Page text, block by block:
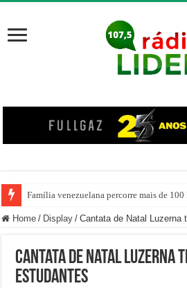
Família venezuelana percorre mais de
Centro de ciclone fica sobre o oceano e
Home / Display / Cantata de Natal Luzerna
Cantata de Natal Luzerna
estudantes